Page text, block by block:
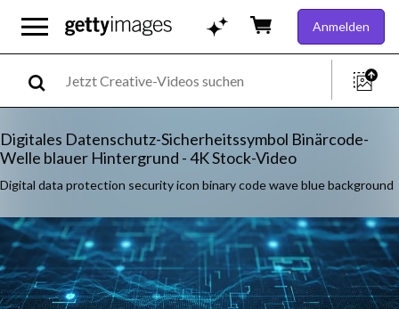
Anmelden
Digitales Datenschutz-Sicherheitssymbol Binärcode-
Welle blauer Hintergrund - 4K Stock-Video
Digital data protection security icon binary code wave blue background